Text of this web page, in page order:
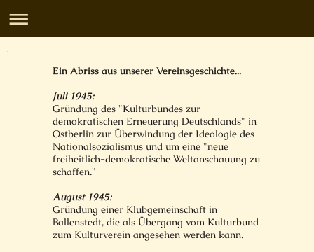
Ein Abriss aus unserer Vereinsgeschichte...
Juli 1945:
Gründung des "Kulturbundes zur
demokratischen Erneuerung Deutschlands" in
Ostberlin zur Überwindung der Ideologie des
Nationalsozialismus und um eine "neue
freiheitlich-demokratische Weltanschauung zu
schaffen."
August 1945:
Gründung einer Klubgemeinschaft in
Ballenstedt, die als Übergang vom Kulturbund
zum Kulturverein angesehen werden kann.